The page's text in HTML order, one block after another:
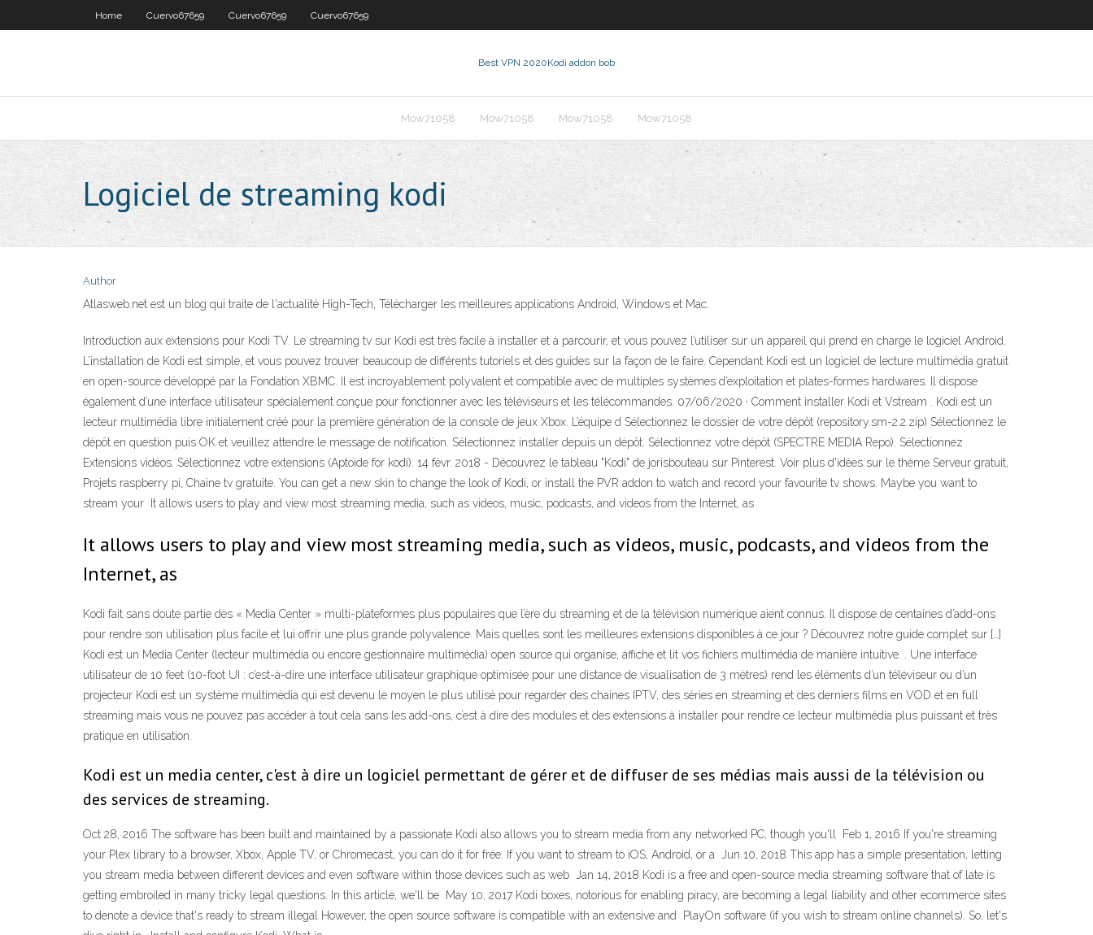
Home Cuervo67659 Cuervo67659 Cuervo67659
Best VPN 2020Kodi addon bob
Mow71058 Mow71058 Mow71058 Mow71058
Logiciel de streaming kodi
Author
Atlasweb.net est un blog qui traite de l'actualité High-Tech, Télécharger les meilleures applications Android, Windows et Mac.
Introduction aux extensions pour Kodi TV. Le streaming tv sur Kodi est très facile à installer et à parcourir, et vous pouvez l’utiliser sur un appareil qui prend en charge le logiciel Android.
L’installation de Kodi est simple, et vous pouvez trouver beaucoup de différents tutoriels et des guides sur la façon de le faire. Cependant Kodi est un logiciel de lecture multimédia gratuit
en open-source développé par la Fondation XBMC. Il est incroyablement polyvalent et compatible avec de multiples systèmes d’exploitation et plates-formes hardwares. Il dispose
également d’une interface utilisateur spécialement conçue pour fonctionner avec les téléviseurs et les télécommandes. 07/06/2020 · Comment installer Kodi et Vstream . Kodi est un
lecteur multimédia libre initialement créé pour la première génération de la console de jeux Xbox. L’équipe d Sélectionnez le dossier de votre dépôt (repository.sm-2.2.zip) Sélectionnez le
dépôt en question puis OK et veuillez attendre le message de notification. Sélectionnez installer depuis un dépôt. Sélectionnez votre dépôt (SPECTRE MEDIA Repo). Sélectionnez
Extensions vidéos. Sélectionnez votre extensions (Aptoide for kodi). 14 févr. 2018 - Découvrez le tableau "Kodi" de jorisbouteau sur Pinterest. Voir plus d'idées sur le thème Serveur gratuit,
Projets raspberry pi, Chaine tv gratuite. You can get a new skin to change the look of Kodi, or install the PVR addon to watch and record your favourite tv shows. Maybe you want to
stream your It allows users to play and view most streaming media, such as videos, music, podcasts, and videos from the Internet, as
It allows users to play and view most streaming media, such as videos, music, podcasts, and videos from the
Internet, as
Kodi fait sans doute partie des « Media Center » multi-plateformes plus populaires que l’ère du streaming et de la télévision numérique aient connus. Il dispose de centaines d’add-ons
pour rendre son utilisation plus facile et lui offrir une plus grande polyvalence. Mais quelles sont les meilleures extensions disponibles à ce jour ? Découvrez notre guide complet sur […]
Kodi est un Media Center (lecteur multimédia ou encore gestionnaire multimédia) open source qui organise, affiche et lit vos fichiers multimédia de manière intuitive. . Une interface
utilisateur de 10 feet (10-foot UI : c’est-à-dire une interface utilisateur graphique optimisée pour une distance de visualisation de 3 mètres) rend les éléments d’un téléviseur ou d’un
projecteur Kodi est un système multimédia qui est devenu le moyen le plus utilisé pour regarder des chaines IPTV, des séries en streaming et des derniers films en VOD et en full
streaming mais vous ne pouvez pas accéder à tout cela sans les add-ons, c’est à dire des modules et des extensions à installer pour rendre ce lecteur multimédia plus puissant et très
pratique en utilisation.
Kodi est un media center, c'est à dire un logiciel permettant de gérer et de diffuser de ses médias mais aussi de la télévision ou
des services de streaming.
Oct 28, 2016 The software has been built and maintained by a passionate Kodi also allows you to stream media from any networked PC, though you'll Feb 1, 2016 If you're streaming
your Plex library to a browser, Xbox, Apple TV, or Chromecast, you can do it for free. If you want to stream to iOS, Android, or a Jun 10, 2018 This app has a simple presentation, letting
you stream media between different devices and even software within those devices such as web Jan 14, 2018 Kodi is a free and open-source media streaming software that of late is
getting embroiled in many tricky legal questions. In this article, we'll be May 10, 2017 Kodi boxes, notorious for enabling piracy, are becoming a legal liability and other ecommerce sites
to denote a device that's ready to stream illegal However, the open source software is compatible with an extensive and PlayOn software (if you wish to stream online channels). So, let's